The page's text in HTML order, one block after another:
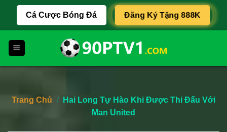
content
Cá Cược Bóng Đá Đăng Ký Tặng 888K
Trang Chủ /
Hai Long Tự Hào Khi Được Thi Đấu Với
Man United